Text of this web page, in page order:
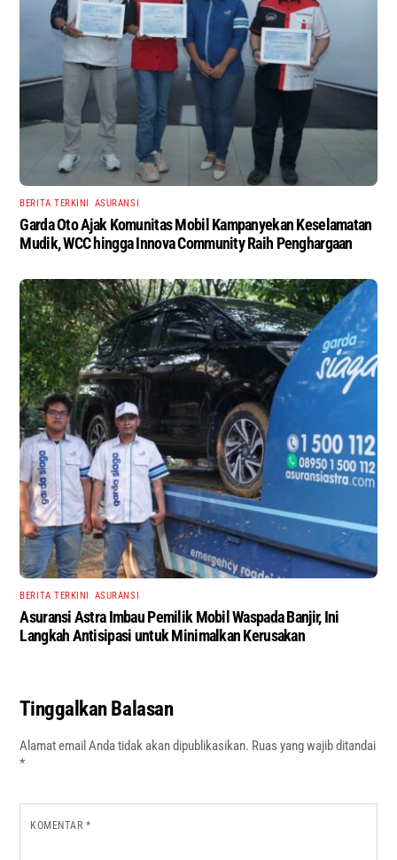
BERITA TERKINI ASURANSI
Garda Oto Ajak Komunitas Mobil Kampanyekan Keselamatan
Mudik, WCC hingga Innova Community Raih Penghargaan
BERITA TERKINI ASURANSI
Asuransi Astra Imbau Pemilik Mobil Waspada Banjir, Ini
Langkah Antisipasi untuk Minimalkan Kerusakan
Tinggalkan Balasan
Alamat email Anda tidak akan dipublikasikan. Ruas yang wajib ditandai
*
KOMENTAR *